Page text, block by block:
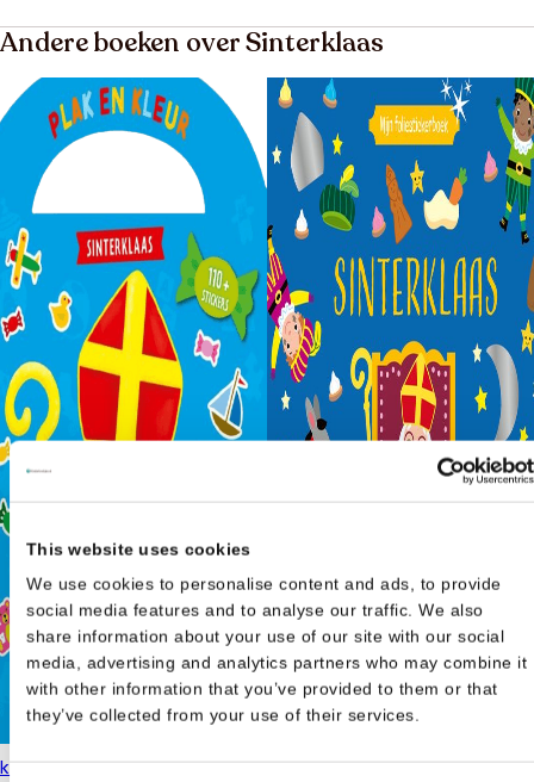
This website uses cookies
We use cookies to personalise content and ads, to provide
social media features and to analyse our traffic. We also
share information about your use of our site with our social
media, advertising and analytics partners who may combine it
with other information that you’ve provided to them or that
they’ve collected from your use of their services.
Andere boeken over Sinterklaas
en kleuren Sinterklaas